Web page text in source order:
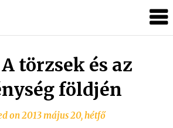
törzsek és az
földjén
on2013 május 20, hétfő